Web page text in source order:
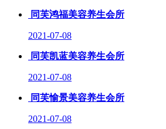
同芙鸿福美容养生会所
2021-07-08
同芙凯蓝美容养生会所
2021-07-08
同芙愉景美容养生会所
2021-07-08